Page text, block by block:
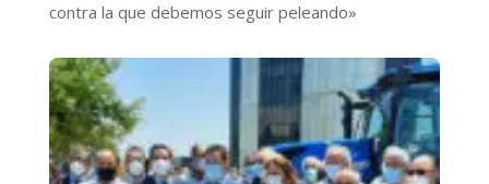
contra la que debemos seguir peleando»